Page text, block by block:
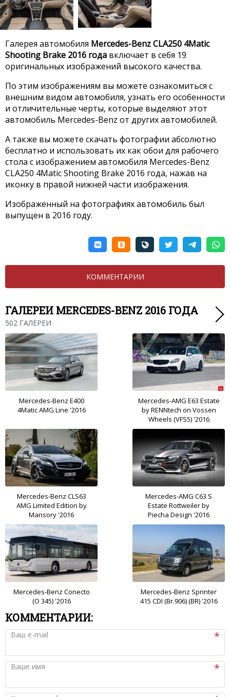
Галерея автомобиля Mercedes-Benz CLA250 4Matic
Shooting Brake 2016 года включает в себя 19
оригинальных изображений высокого качества.
По этим изображениям вы можете ознакомиться с
внешним видом автомобиля, узнать его особенности
и отличительные черты, которые выделяют этот
автомобиль Mercedes-Benz от других автомобилей.
А также вы можете скачать фотографии абсолютно
бесплатно и использовать их как обои для рабочего
стола с изображением автомобиля Mercedes-Benz
CLA250 4Matic Shooting Brake 2016 года, нажав на
иконку в правой нижней части изображения.
Изображенный на фотографиях автомобиль был
выпущен в 2016 году.
КОММЕНТАРИИ
ГАЛЕРЕИ MERCEDES-BENZ 2016 ГОДА
502 ГАЛЕРЕИ
Mercedes-Benz E400
4Matic AMG Line '2016
Mercedes-AMG E63 Estate
by RENNtech on Vossen
Wheels (VFS5) '2016
Mercedes-Benz CLS63
AMG Limited Edition by
Mansory '2016
Mercedes-AMG C63 S
Estate Rottweiler by
Piecha Design '2016
Mercedes-Benz Conecto
(O 345) '2016
Mercedes-Benz Sprinter
415 CDI (Br.906) (BR) '2016
КОММЕНТАРИИ:
Ваш e-mail
Ваше имя